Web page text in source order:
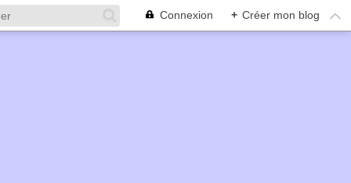
Connexion + Créer mon blog